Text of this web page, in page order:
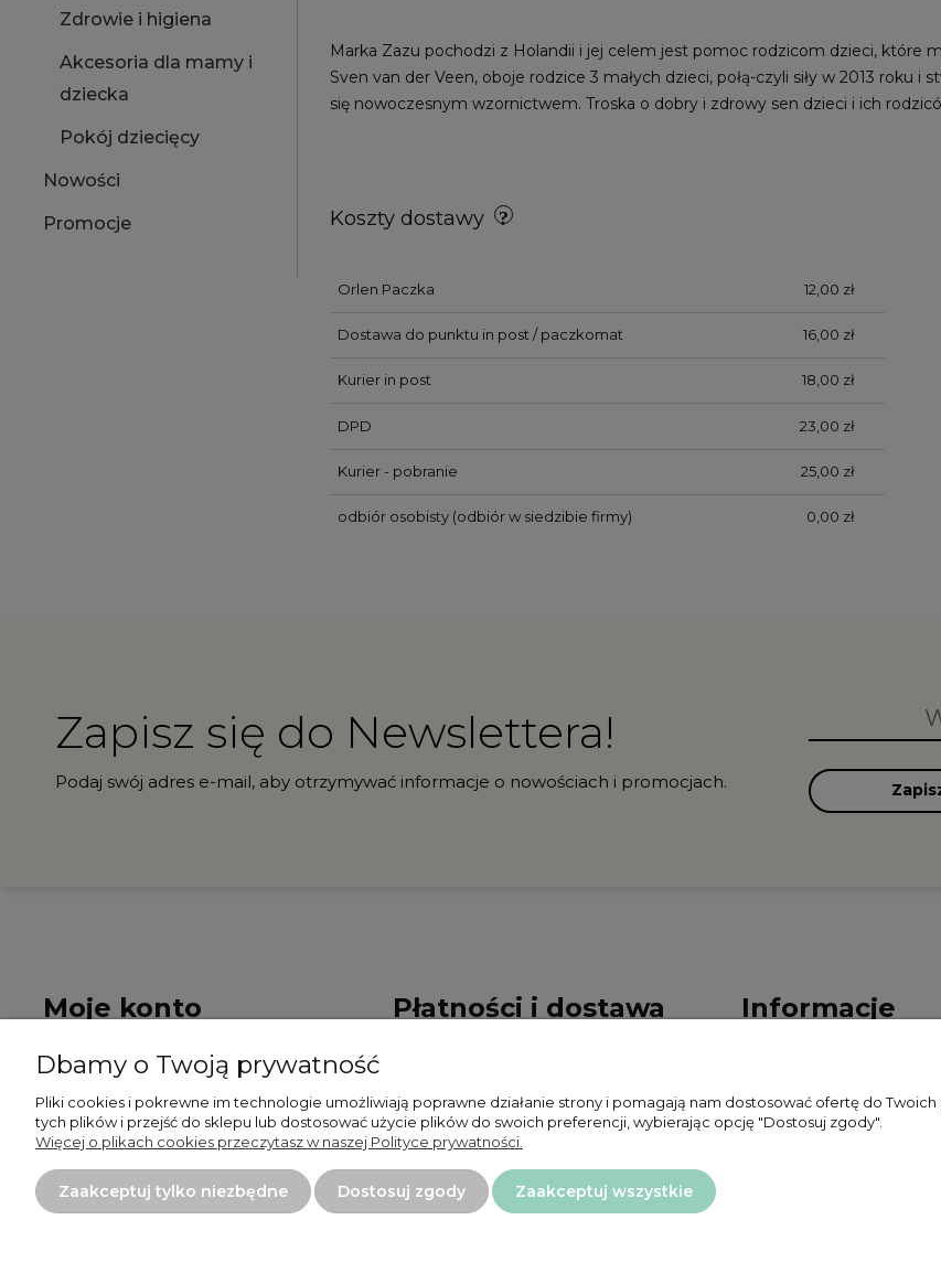
Zdrowie i higiena
Akcesoria dla mamy i
dziecka
Pokój dziecięcy
Nowości
Promocje
Marka Zazu pochodzi z Holandii i jej celem jest pomoc rodzicom dzieci, które
Sven van der Veen, oboje rodzice 3 małych dzieci, połą-czyli siły w 2013 roku
się nowoczesnym wzornictwem. Troska o dobry i zdrowy sen dzieci i ich
Koszty dostawy
Orlen Paczka 12,00 zł
Dostawa do punktu in post / paczkomat 16,00 zł
Kurier in post 18,00 zł
DPD 23,00 zł
Kurier - pobranie 25,00 zł
odbiór osobisty(odbiór w siedzibie firmy) 0,00 zł
Zapisz się do Newslettera!
Podaj swój adres e-mail, aby otrzymywać informacje o nowościach i promocjach.
Moje konto
Twoje zamówienia
Ustawienia konta
Przechowalnia
Płatności i dostawa
Czas i koszty dostawy
Informacje
Zwroty i reklamacje
Dbamy o Twoją prywatność
Pliki cookies i pokrewne im technologie umożliwiają poprawne działanie strony i pomagają nam dostosować ofertę do
tych plików i przejść do sklepu lub dostosować użycie plików do swoich preferencji, wybierając opcję "Dostosuj zgody".
Więcej o plikach cookies przeczytasz w naszej Polityce prywatności.
Zaakceptuj tylko niezbędne Dostosuj zgody Zaakceptuj wszystkie